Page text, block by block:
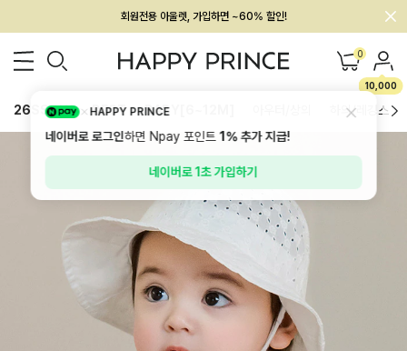
회원전용 아울렛, 가입하면 ~60% 할인!
멤버십 최대 28,000원 혜택 0
10,000
26SS 신상 BEST BABY[6~12M] 하의/레깅스
HAPPY PRINCE
네이버로 로그인하면 Npay 포인트1%추가 지급!
네이버로 1초 가입하기